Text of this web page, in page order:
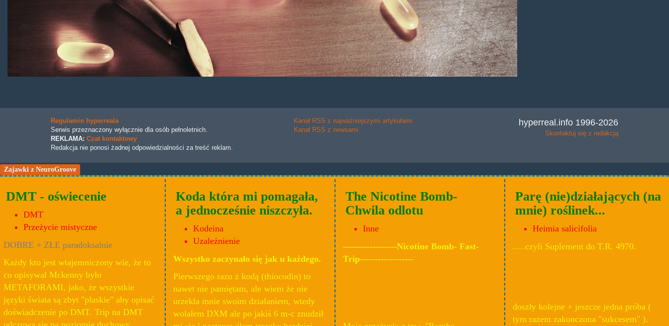
Regulamin hyperreala
Serwis przeznaczony wyłącznie dla osób pełnoletnich.
REKLAMA: Czat kontaktowy
Redakcja nie ponosi żadnej odpowiedzialności za treść reklam.
Kanał RSS z najważniejszymi artykułami
Kanał RSS z newsami
hyperreal.info 1996-2026
Skontaktuj się z redakcją
Zajawki z NeuroGroove
DMT - oświecenie
DMT
Przeżycie mistyczne
DOBRE + ZŁE paradoksalnie
Każdy kto jest wtajemniczony wie, że to
co opisywał Mckenny było
METAFORAMI, jako, że wszystkie
języki świata są zbyt "płaskie" aby opisać
doświadczenie po DMT. Trip na DMT
Koda która mi pomagała,
a jednocześnie niszczyła.
Kodeina
Uzależnienie
Wszystko zaczynało się jak u każdego.
Pierwszego razu z kodą (thiocodin) to
nawet nie pamiętam, ale wiem że nie
urzekła mnie swoim działaniem, wtedy
wolałem DXM ale po jakiś 6 m-c znudził
The Nicotine Bomb-
Chwila odlotu
Inne
------------------Nicotine Bomb- Fast-
Trip------------------
Parę (nie)działających (na
mnie) roślinek...
Heimia salicifolia
.....czyli Suplement do T.R. 4970.
doszły kolejne + jeszcze jedna próba (
tym razem zakonczona "sukcesem" ).